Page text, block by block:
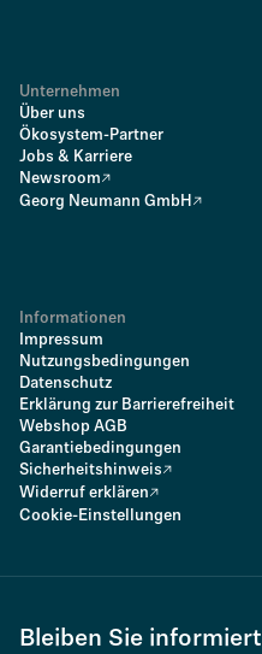
Unternehmen
Über uns
Ökosystem-Partner
Jobs & Karriere
Newsroom
Georg Neumann GmbH
Informationen
Impressum
Nutzungsbedingungen
Datenschutz
Erklärung zur Barrierefreiheit
Webshop AGB
Garantiebedingungen
Sicherheitshinweis
Widerruf erklären
Cookie-Einstellungen
Bleiben Sie informiert